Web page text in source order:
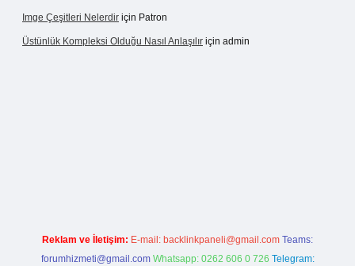
Imge Çeşitleri Nelerdir için Patron
Üstünlük Kompleksi Olduğu Nasıl Anlaşılır için admin
Reklam ve İletişim: E-mail: backlinkpaneli@gmail.com Teams:
forumhizmeti@gmail.com Whatsapp: 0262 606 0 726 Telegram: